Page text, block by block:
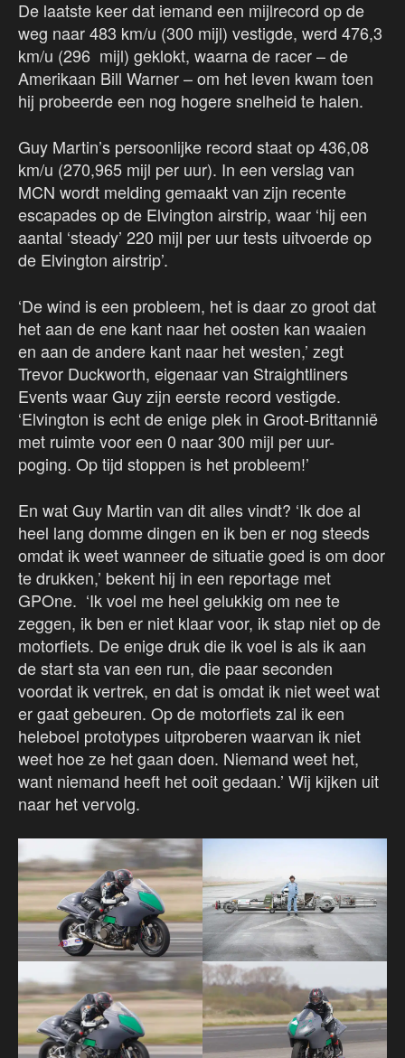
De laatste keer dat iemand een mijlrecord op de
weg naar 483 km/u (300 mijl) vestigde, werd 476,3
km/u (296 mijl) geklokt, waarna de racer – de
Amerikaan Bill Warner – om het leven kwam toen
hij probeerde een nog hogere snelheid te halen.
Guy Martin’s persoonlijke record staat op 436,08
km/u (270,965 mijl per uur). In een verslag van
MCN wordt melding gemaakt van zijn recente
escapades op de Elvington airstrip, waar ‘hij een
aantal ‘steady’ 220 mijl per uur tests uitvoerde op
de Elvington airstrip’.
‘De wind is een probleem, het is daar zo groot dat
het aan de ene kant naar het oosten kan waaien
en aan de andere kant naar het westen,’ zegt
Trevor Duckworth, eigenaar van Straightliners
Events waar Guy zijn eerste record vestigde.
‘Elvington is echt de enige plek in Groot-Brittannië
met ruimte voor een 0 naar 300 mijl per uur-
poging. Op tijd stoppen is het probleem!’
En wat Guy Martin van dit alles vindt? ‘Ik doe al
heel lang domme dingen en ik ben er nog steeds
omdat ik weet wanneer de situatie goed is om door
te drukken,’ bekent hij in een reportage met
GPOne. ‘Ik voel me heel gelukkig om nee te
zeggen, ik ben er niet klaar voor, ik stap niet op de
motorfiets. De enige druk die ik voel is als ik aan
de start sta van een run, die paar seconden
voordat ik vertrek, en dat is omdat ik niet weet wat
er gaat gebeuren. Op de motorfiets zal ik een
heleboel prototypes uitproberen waarvan ik niet
weet hoe ze het gaan doen. Niemand weet het,
want niemand heeft het ooit gedaan.’ Wij kijken uit
naar het vervolg.